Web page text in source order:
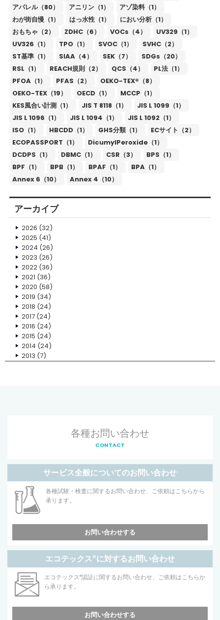
アパレル（80） アニリン（1）
アゾ染料（1）
わが街自慢（1）
はっ水性（1）
におい分析（1）
おもちゃ（2）
ZDHC（6） VOCs（4）
UV329（1）
UV326（1）
TPO（1） SVOC（1）
SVHC（2）
ST基準（1）
SIAA（4） SEK（7）
SDGs（20）
RSL（1）
REACH規則（2） QCS（4）
PL法（1）
PFOA（1）
PFAS（2）
OEKO-TEX®（8）
OEKO-TEX（19）
OECD（1）
MCCP（1）
KES風合い計測（1）
JIS T 8118（1）
JIS L 1099（1）
JIS L 1096（1）
JIS L 1094（1）
JIS L 1092（1）
ISO（1）
HBCDD（1） GHS分類（1）
ECサイト（2）
ECOPASSPORT（1）
DicumylPeroxide（1）
DCDPS（1）
DBMC（1） CSR（3）
BPS（1）
BPF（1）
BPB（1） BPAF（1）
BPA（1）
Annex 6（10）
Annex 4（10）
アーカイブ
2026 (32)
2025 (41)
2024 (26)
2023 (26)
2022(36)
2021 (36)
2020 (58)
2019 (34)
2018 (24)
2017(24)
2016 (24)
2015 (24)
2014 (24)
2013 (7)
各種お問い合わせ
CONTACT
サービス全般についてのお問い合わせ
各種試験・検査に関するお問い合わせ、ご依頼はこちらから
承ります。
お問い合わせする
エコテックス®に対するお問い合わせ
エコテックス®認証に関するお問い合わせ、ご依頼はこちらか
ら承ります。
お問い合わせする